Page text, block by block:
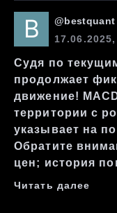
@bestquant
Судя по
продолжает
движение!
территории с
указывает на
Обратите
цен; история
Читать далее